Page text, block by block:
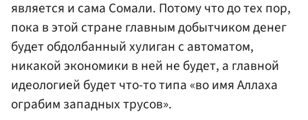
является и сама Сомали. Потому что до тех пор,
пока в этой стране главным добытчиком денег
будет обдолбанный хулиган с автоматом,
никакой экономики в ней не будет, а главной
идеологией будет что-то типа «во имя Аллаха
ограбим западных трусов».